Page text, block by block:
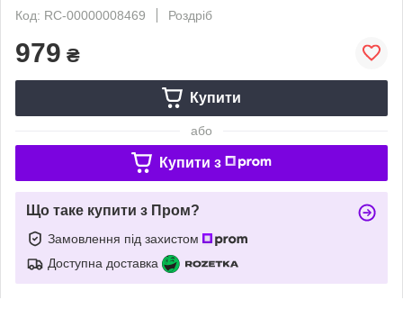
Код: RC-00000008469
Роздріб
979 ₴
Купити
або
Купити з
Що таке купити з Пром?
Замовлення під захистом
Доступна доставка